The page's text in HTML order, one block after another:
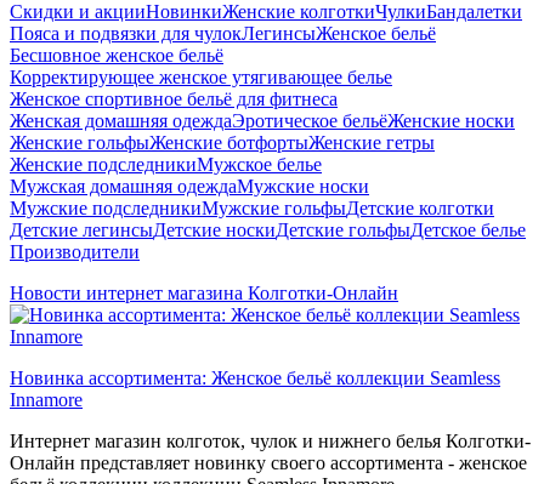
Скидки и акцииНовинкиЖенские колготкиЧулкиБандалетки
Пояса и подвязки для чулокЛегинсыЖенское бельё
Бесшовное женское бельё
Корректирующее женское утягивающее белье
Женское спортивное бельё для фитнеса
Женская домашняя одеждаЭротическое бельёЖенские носки
Женские гольфыЖенские ботфортыЖенские гетры
Женские подследникиМужское белье
Мужская домашняя одеждаМужские носки
Мужские подследникиМужские гольфыДетские колготки
Детские легинсыДетские носкиДетские гольфыДетское белье
Производители
Новости интернет магазина Колготки-Онлайн
Новинка ассортимента: Женское бельё коллекции Seamless
Innamore
Интернет магазин колготок, чулок и нижнего белья Колготки-
Онлайн представляет новинку своего ассортимента - женское